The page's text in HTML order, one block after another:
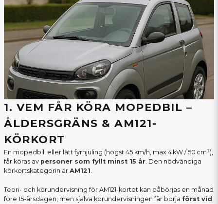
1. VEM FÅR KÖRA MOPEDBIL –
ÅLDERSGRÄNS & AM121-
KÖRKORT
En mopedbil, eller lätt fyrhjuling (högst 45 km/h, max 4 kW / 50 cm³),
får köras av personer som fyllt minst 15 år. Den nödvändiga
körkortskategorin är AM121.
Teori- och körundervisning för AM121-kortet kan påbörjas en månad
före 15-årsdagen, men själva körundervisningen får börja först vid